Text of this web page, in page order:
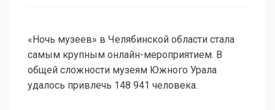
«Ночь музеев» в Челябинской области стала
самым крупным онлайн-мероприятием. В
общей сложности музеям Южного Урала
удалось привлечь 148 941 человека.